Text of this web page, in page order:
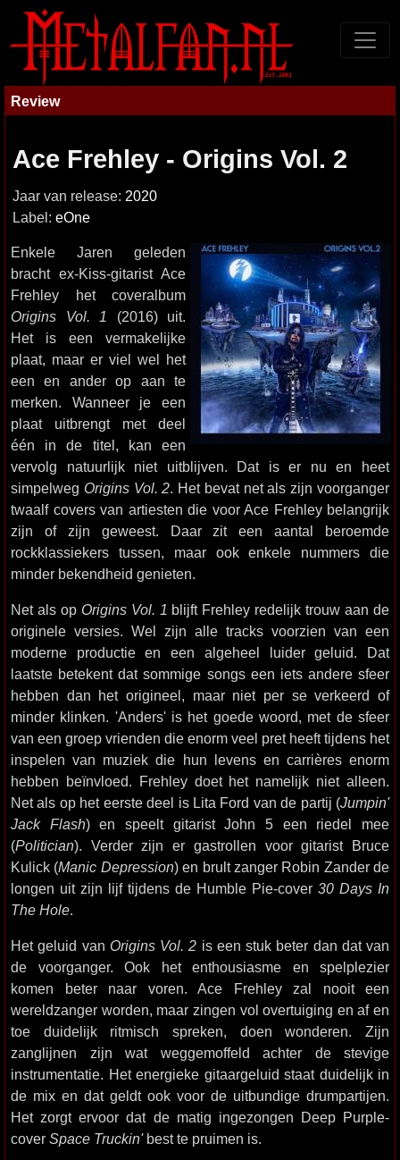
Review
Ace Frehley - Origins Vol. 2
Jaar van release: 2020
Label: eOne
Enkele Jaren geleden
bracht ex-Kiss-gitarist Ace
Frehley het coveralbum
Origins Vol. 1
(2016) uit.
Het is een vermakelijke
plaat, maar er viel wel het
een en ander op aan te
merken. Wanneer je een
plaat uitbrengt met deel
één in de titel, kan een
vervolg natuurlijk niet uitblijven. Dat is er nu en heet
simpelweg Origins Vol. 2. Het bevat net als zijn voorganger
twaalf covers van artiesten die voor Ace Frehley belangrijk
zijn of zijn geweest. Daar zit een aantal beroemde
rockklassiekers tussen, maar ook enkele nummers die
minder bekendheid genieten.
Net als op Origins Vol. 1 blijft Frehley redelijk trouw aan de
originele versies. Wel zijn alle tracks voorzien van een
moderne productie en een algeheel luider geluid. Dat
laatste betekent dat sommige songs een iets andere sfeer
hebben dan het origineel, maar niet per se verkeerd of
minder klinken. 'Anders' is het goede woord, met de sfeer
van een groep vrienden die enorm veel pret heeft tijdens het
inspelen van muziek die hun levens en carrières enorm
hebben beïnvloed. Frehley doet het namelijk niet alleen.
Net als op het eerste deel is Lita Ford van de partij (Jumpin'
Jack Flash) en speelt gitarist John 5 een riedel mee
(Politician). Verder zijn er gastrollen voor gitarist Bruce
Kulick (Manic Depression) en brult zanger Robin Zander de
longen uit zijn lijf tijdens de Humble Pie-cover 30 Days In
The Hole.
Het geluid van Origins Vol. 2 is een stuk beter dan dat van
de voorganger. Ook het enthousiasme en spelplezier
komen beter naar voren. Ace Frehley zal nooit een
wereldzanger worden, maar zingen vol overtuiging en af en
toe duidelijk ritmisch spreken, doen wonderen. Zijn
zanglijnen zijn wat weggemoffeld achter de stevige
instrumentatie. Het energieke gitaargeluid staat duidelijk in
de mix en dat geldt ook voor de uitbundige drumpartijen.
Het zorgt ervoor dat de matig ingezongen Deep Purple-
cover Space Truckin'best te pruimen is.